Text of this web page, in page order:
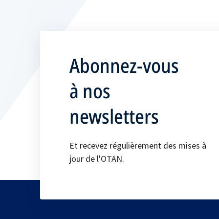
Abonnez-vous
à nos
newsletters
Et recevez régulièrement des mises à
jour de l'OTAN.